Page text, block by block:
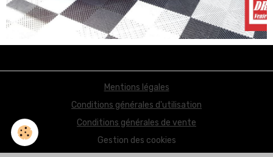
Mentions légales
Conditions générales d'utilisation
Conditions générales de vente
Gestion des cookies